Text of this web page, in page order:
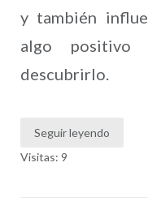
y también
algo positivo
descubrirlo.
Seguir leyendo
Visitas: 9